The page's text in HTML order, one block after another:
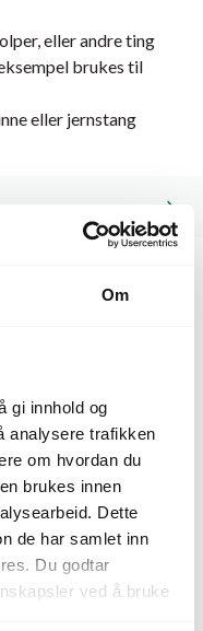
Om
gi innhold og
analysere trafikken
om hvordan du
brukes innen
Dette
de har samlet inn
Du godtar
ved å bruke
eller andre ting
brukes til
eller jernstang